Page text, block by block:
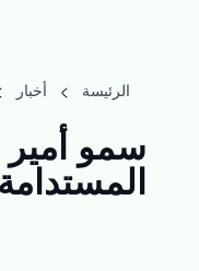
الرئيسة أخبار
سمو أمير
المستدامة